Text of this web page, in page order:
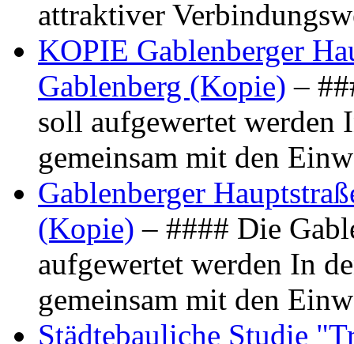
attraktiver
KOPIE Gablenberger
Gablenberg (Kopie) –
soll aufgewertet werden
gemeinsam mit den
Gablenberger
(Kopie) – #### Die
aufgewertet werden In
gemeinsam mit den
Städtebauliche Studie